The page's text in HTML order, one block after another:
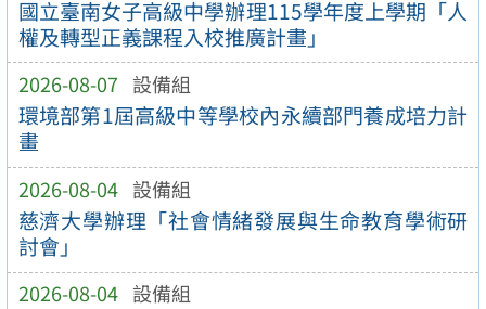
國立臺南女子高級中學辦理115學年度上學期「人
權及轉型正義課程入校推廣計畫」
2026-08-07 設備組
環境部第1屆高級中等學校內永續部門養成培力計
畫
2026-08-04 設備組
慈濟大學辦理「社會情緒發展與生命教育學術研
討會」
2026-08-04 設備組